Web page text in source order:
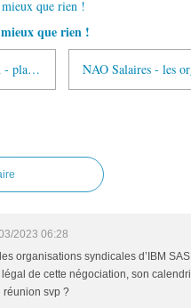
que rien !
Version finale du projet d'accord - plan de départ volontaire 2023
2023 06:28
organisations syndicales d’IBM
de cette négociation, son
réunion svp ?